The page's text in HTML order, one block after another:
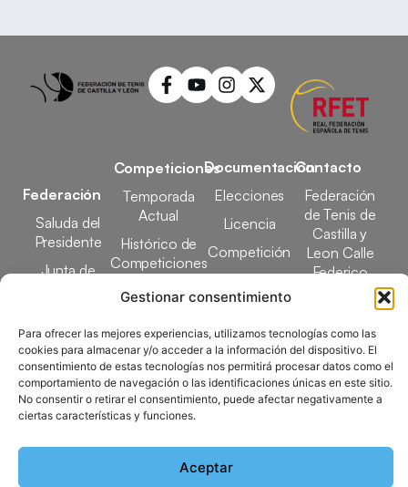
Gestionar consentimiento
Para ofrecer las mejores experiencias, utilizamos tecnologías como las
cookies para almacenar y/o acceder a la información del dispositivo. El
consentimiento de estas tecnologías nos permitirá procesar datos como el
comportamiento de navegación o las identificaciones únicas en este sitio.
No consentir o retirar el consentimiento, puede afectar negativamente a
ciertas características y funciones.
Aceptar
Federación
Saluda del
Presidente
Junta de
Elecciones
Clubes
Federados
Competiciones
Temporada
Actual
Histórico de
Competiciones
Designaciones
Documentación
Elecciones
Licencia
Competición
Docencia
Contacto
Federación
de Tenis de
Castilla y
Leon Calle
Federico
García Lorca,
Valladolid
983 24 94 26
Copyright © 2025 Federación de Tenis de Castilla y León |
Desarrollado por